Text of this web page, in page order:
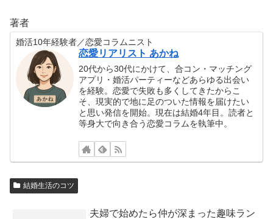
著者
婚活10年経験者／恋愛コラムニスト
恋愛リアリスト あかね
20代から30代にかけて、合コン・マッチング
アプリ・婚活パーティーなどあらゆる出会い
を経験。恋愛で失敗も多くしてきたからこ
そ、現実的で地に足のついた情報を届けたい
と思い発信を開始。現在は結婚4年目。読者と
等身大で向き合う恋愛コラムを執筆中。
結婚生活のコツ
夫婦で始めたら仲が深まった趣味ラン